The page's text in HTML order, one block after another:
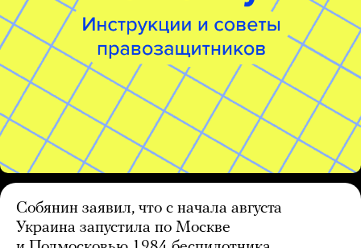
Собянин заявил, что с начала августа
Украина запустила по Москве